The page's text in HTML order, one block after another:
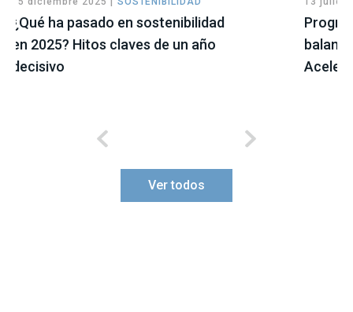
¿Qué ha pasado en sostenibilidad
en 2025? Hitos claves de un año
decisivo
Ver todos